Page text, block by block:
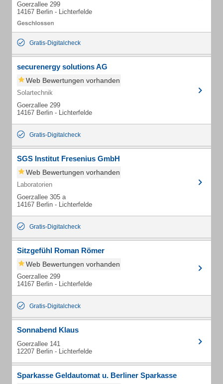
Goerzallee 299
14167 Berlin - Lichterfelde
Gratis-Digitalcheck
securenergy solutions AG
Web Bewertungen vorhanden
Solartechnik
Goerzallee 299
14167 Berlin - Lichterfelde
Gratis-Digitalcheck
SGS Institut Fresenius GmbH
Web Bewertungen vorhanden
Laboratorien
Goerzallee 305 a
14167 Berlin - Lichterfelde
Gratis-Digitalcheck
Sitzgefühl Roman Römer
Web Bewertungen vorhanden
Goerzallee 299
14167 Berlin - Lichterfelde
Gratis-Digitalcheck
Sonnabend Klaus
Goerzallee 141
12207 Berlin - Lichterfelde
Sparkasse Geldautomat u. Berliner Sparkasse